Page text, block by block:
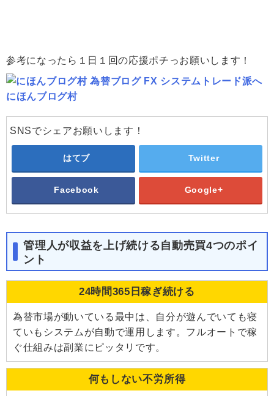
参考になったら１日１回の応援ポチっお願いします！
にほんブログ村
SNSでシェアお願いします！
はてブ Twitter
Facebook Google+
管理人が収益を上げ続ける自動売買4つのポイ
ント
24時間365日稼ぎ続ける
為替市場が動いている最中は、自分が遊んでいても寝
ていもシステムが自動で運用します。フルオートで稼
ぐ仕組みは副業にピッタリです。
何もしない不労所得